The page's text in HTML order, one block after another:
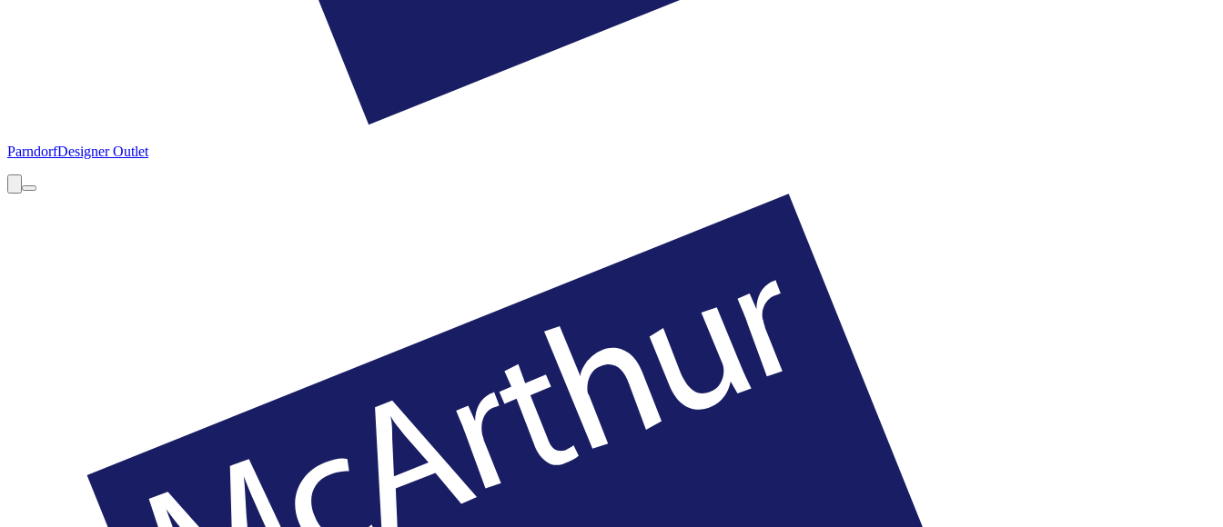
ParndorfDesigner Outlet